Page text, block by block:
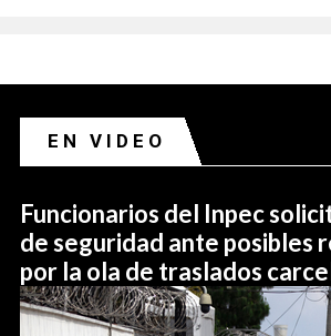
EN VIDEO
Funcionarios del Inpec
de seguridad ante posibles
por la ola de traslados